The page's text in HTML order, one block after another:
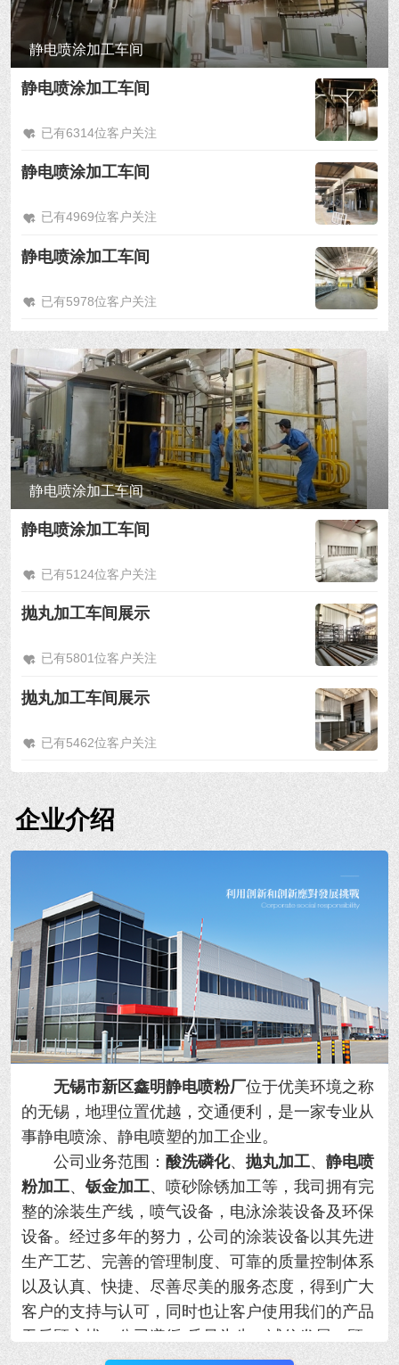
静电喷涂加工车间
静电喷涂加工车间
已有6314位客户关注
静电喷涂加工车间
已有4969位客户关注
静电喷涂加工车间
已有5978位客户关注
静电喷涂加工车间
静电喷涂加工车间
已有5124位客户关注
抛丸加工车间展示
已有5801位客户关注
抛丸加工车间展示
已有5462位客户关注
企业介绍
无锡市新区鑫明静电喷粉厂位于优美环境之称
的无锡，地理位置优越，交通便利，是一家专业从
事静电喷涂、静电喷塑的加工企业。
公司业务范围： 酸洗磷化、 抛丸加工、 静电喷
粉加工、钣金加工、喷砂除锈加工等，我司拥有完
整的涂装生产线，喷气设备，电泳涂装设备及环保
设备。经过多年的努力，公司的涂装设备以其先进
生产工艺、完善的管理制度、可靠的质量控制体系
以及认真、快捷、尽善尽美的服务态度，得到广大
客户的支持与认可，同时也让客户使用我们的产品
无后顾之忧。公司遵循“质量为先，诚信发展，顾
客满意。”的方针，以更好的产品和满意的服务奉